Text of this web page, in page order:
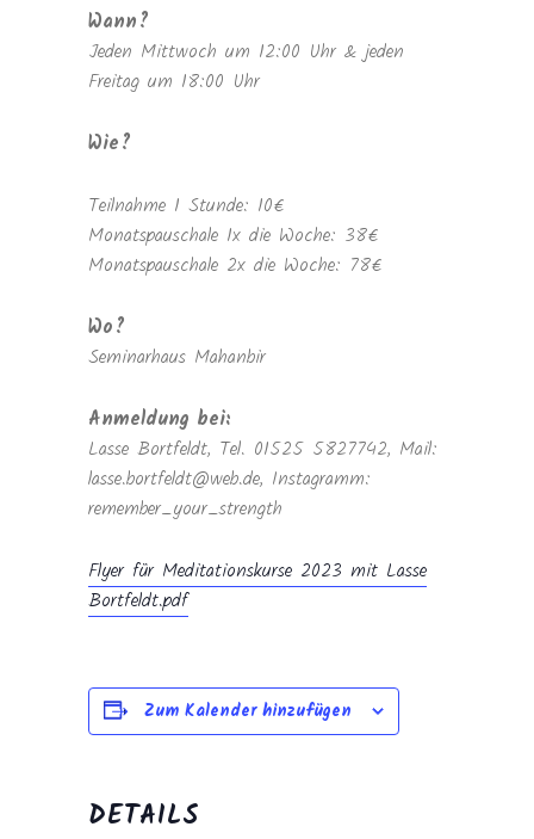
Wann?
Jeden Mittwoch um 12:00 Uhr & jeden
Freitag um 18:00 Uhr
Wie?
Teilnahme 1 Stunde: 10€
Monatspauschale 1x die Woche: 38€
Monatspauschale 2x die Woche: 78€
Wo?
Seminarhaus Mahanbir
Anmeldung bei:
Lasse Bortfeldt, Tel. 01525 5827742, Mail:
lasse.bortfeldt@web.de, Instagramm:
remember_your_strength
Flyer für Meditationskurse 2023 mit Lasse
Bortfeldt.pdf
Zum Kalender hinzufügen
DETAILS